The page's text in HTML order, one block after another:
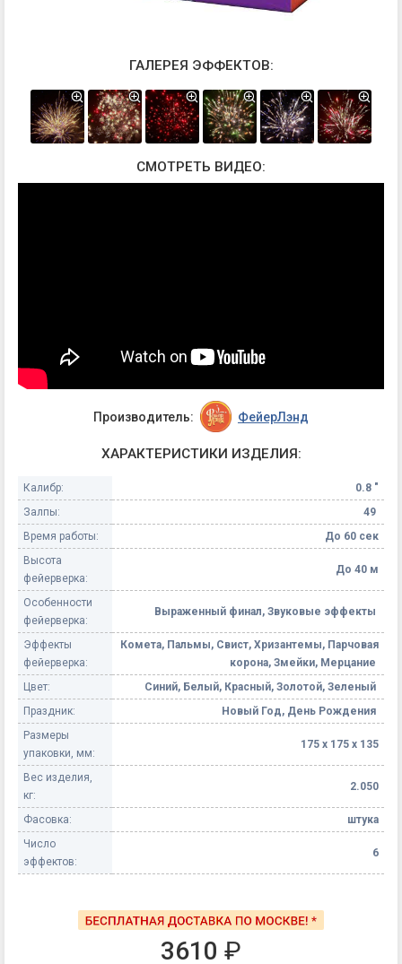
ГАЛЕРЕЯ ЭФФЕКТОВ:
СМОТРЕТЬ ВИДЕО:
Производитель: ФейерЛэнд
ХАРАКТЕРИСТИКИ ИЗДЕЛИЯ:
Калибр:
0.8 "
Залпы:
49
Время работы:
До 60 сек
Высота
фейерверка:
До 40 м
Особенности
фейерверка:
Выраженный финал, Звуковые эффекты
Эффекты
фейерверка:
Комета, Пальмы, Свист, Хризантемы, Парчовая
корона, Змейки, Мерцание
Цвет:
Синий, Белый, Красный, Золотой, Зеленый
Праздник:
Новый Год, День Рождения
Размеры
упаковки, мм:
175 х 175 х 135
Вес изделия,
кг:
2.050
Фасовка:
штука
Число
эффектов:
6
3610 ₽